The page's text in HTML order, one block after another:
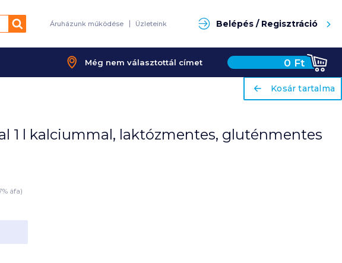
Keresés Áruházunk működése Üzleteink Belépés / Regisztráció
Még nem választottál címet 0 Ft
ariaLabel
Kosár tartalma
1 l kalciummal, laktózmentes, gluténmentes
% áfa)